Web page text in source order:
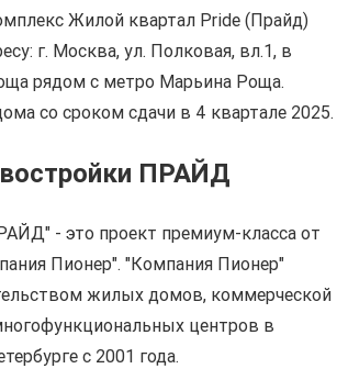
Жилой квартал Pride (Прайд)
г. Москва, ул. Полковая, вл.1, в
рядом с метро Марьина Роща.
со сроком сдачи в 4 квартале 2025.
ПРАЙД
- это проект премиум-класса от
Пионер". "Компания Пионер"
жилых домов, коммерческой
центров в
с 2001 года.